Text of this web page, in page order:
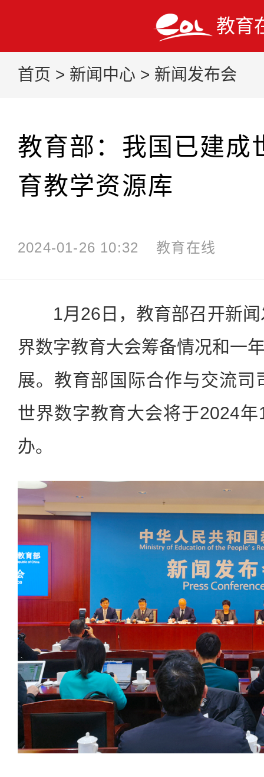
教育
首页 > 新闻中心 > 新闻发布会
教育部：我国已建成
育教学资源库
2024-01-26 10:32 教育在线
1月26日，教育部召开新闻
界数字教育大会筹备情况和一
展。教育部国际合作与交流司
世界数字教育大会将于2024
办。